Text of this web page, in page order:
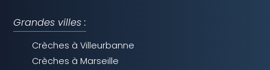
Grandes villes :
Crèches à Villeurbanne
Crèches à Marseille